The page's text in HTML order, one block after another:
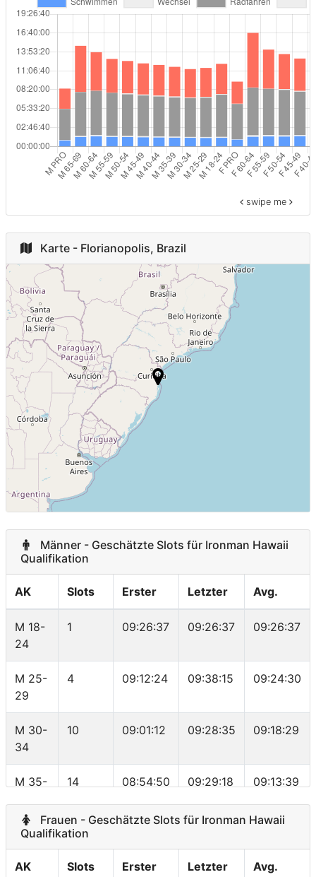
- 1
Morocco
Netherlands
1
Norway 1
Korea, Republic
of
Venezuela,
Bolivarian
Republic of
1
Slovenia
Czech Republic
Belarus 1
F 55-59 8
F 60-64 6
M 70-74 4
F 18-24
F 70-74
16:00 - 16:59
swipe me
Karte - Florianopolis, Brazil
Männer - Geschätzte Slots für Ironman Hawaii
Qualifikation
AK Slots Erster Letzter Avg.
M 18-
24
1 09:26:37 09:26:37 09:26:37
M 25-
29
4 09:12:24 09:38:15 09:24:30
M 30-
34
10 09:01:12 09:28:35 09:18:29
M 35-
14 08:54:50 09:29:18 09:13:39
M 40-
44
13
Frauen - Geschätzte Slots für Ironman Hawaii
Qualifikation
AK Slots Erster Letzter Avg.